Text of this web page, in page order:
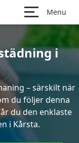
Menu
i
– särskilt när
du följer denna
du den enklaste
i Kårsta.